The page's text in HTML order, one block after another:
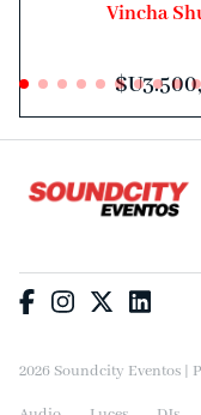
Vincha
2026 Soundcity Eventos |